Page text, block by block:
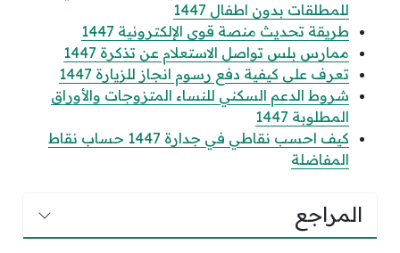
للمطلقات بدون اطفال 1447
طريقة تحديث منصة قوى الإلكترونية 1447
ممارس بلس تواصل الاستعلام عن تذكرة 1447
تعرف على كيفية دفع رسوم انجاز للزيارة 1447
شروط الدعم السكني للنساء المتزوجات والأوراق
المطلوبة 1447
كيف احسب نقاطي في جدارة 1447 حساب نقاط
المفاضلة
المراجع